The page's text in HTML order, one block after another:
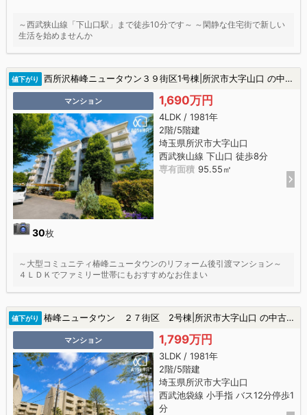
～西武狭山線「下山口駅」まで徒歩10分です～ ～閑静な住宅街で新しい
生活を始めませんか
値下がり 西所沢椿峰ニュータウン３９街区1号棟|所沢市大字山口 の中古マンション
マンション
30枚
1,690万円
4LDK / 1981年
2階/5階建
埼玉県所沢市大字山口
西武狭山線 下山口 徒歩8分
専有面積 95.55㎡
～大型コミュニティ椿峰ニュータウンのリフォーム後引渡マンション～
４ＬＤＫでファミリー世帯にもおすすめなお住まい
値下がり 椿峰ニュータウン ２７街区 2号棟|所沢市大字山口 の中古マンション
マンション 1,799万円
3LDK / 1981年
2階/5階建
埼玉県所沢市大字山口
西武池袋線 小手指 バス12分停歩1
分